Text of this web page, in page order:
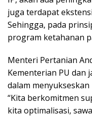
juga terdapat
Sehingga, pada
program ketahanan
Menteri Pertanian
Kementerian PU dan
dalam
“Kita berkomitmen
kita optimalisasi,